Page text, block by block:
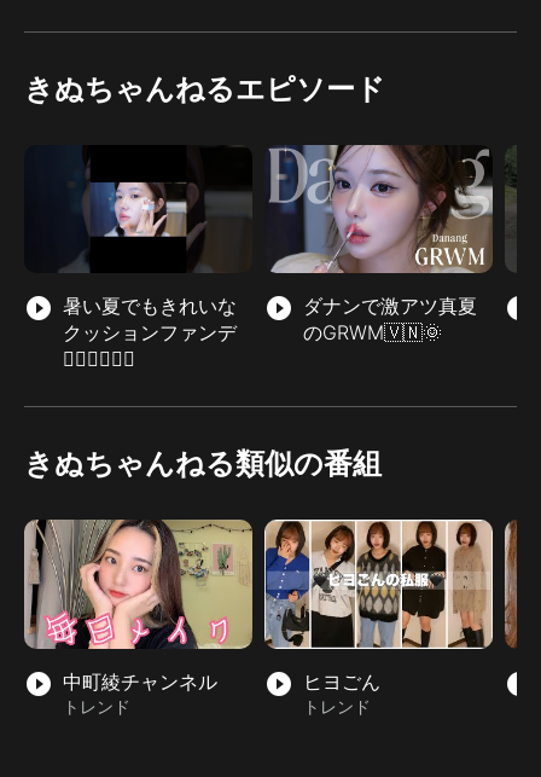
きぬちゃんねるエピソード
play_circle_filled 暑い夏でもきれいな
クッションファンデ
❤️‍🔥❤️‍🔥❤️‍🔥
play_circle_filled ダナンで激アツ真夏
のGRWM🇻🇳🌞
play_circle_filled
きぬちゃんねる類似の番組
play_circle_filled 中町綾チャンネル
トレンド
play_circle_filled ヒヨごん
トレンド
play_circle_filled